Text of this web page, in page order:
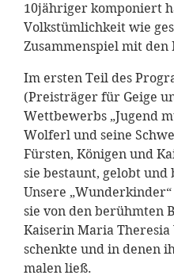
10jähriger komponiert
Volkstümlichkeit wie
Zusammenspiel mit
Im ersten Teil des
(Preisträger für Geige
Wettbewerbs „Jugend
Wolferl und seine
Fürsten, Königen und
sie bestaunt, gelobt und
Unsere
sie von den berühmten
Kaiserin Maria
schenkte und in denen
malen ließ.